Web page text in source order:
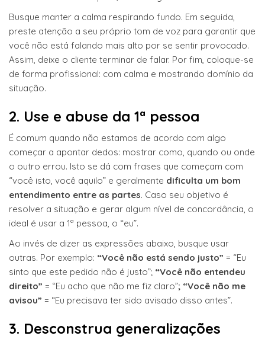
Busque manter a calma respirando fundo. Em seguida,
preste atenção a seu próprio tom de voz para garantir que
você não está falando mais alto por se sentir provocado.
Assim, deixe o cliente terminar de falar. Por fim, coloque-se
de forma profissional: com calma e mostrando domínio da
situação.
2. Use e abuse da 1ª pessoa
É comum quando não estamos de acordo com algo
começar a apontar dedos: mostrar como, quando ou onde
o outro errou. Isto se dá com frases que começam com
“você isto, você aquilo” e geralmente dificulta um bom
entendimento entre as partes. Caso seu objetivo é
resolver a situação e gerar algum nível de concordância, o
ideal é usar a 1ª pessoa, o “eu”.
Ao invés de dizer as expressões abaixo, busque usar
outras. Por exemplo: “Você não está sendo justo” = “Eu
sinto que este pedido não é justo”; “Você não entendeu
direito” = “Eu acho que não me fiz claro”; “Você não me
avisou” = “Eu precisava ter sido avisado disso antes”.
3. Desconstrua generalizações